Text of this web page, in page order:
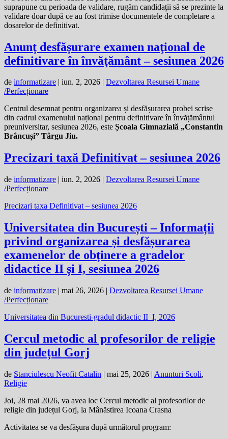
suprapune cu perioada de validare, rugăm candidații să se prezinte la
validare doar după ce au fost trimise documentele de completare a
dosarelor de definitivat.
Anunț desfășurare examen naţional de
definitivare în învăţământ – sesiunea 2026
de informatizare | iun. 2, 2026 | Dezvoltarea Resursei Umane
/Perfecționare
Centrul desemnat pentru organizarea și desfășurarea probei scrise
din cadrul examenului național pentru definitivare în învățământul
preuniversitar, sesiunea 2026, este Școala Gimnazială „Constantin
Brâncuși” Târgu Jiu.
Precizari taxă Definitivat – sesiunea 2026
de informatizare | iun. 2, 2026 | Dezvoltarea Resursei Umane
/Perfecționare
Precizari taxa Definitivat – sesiunea 2026
Universitatea din București – Informații
privind organizarea și desfășurarea
examenelor de obținere a gradelor
didactice II și I, sesiunea 2026
de informatizare | mai 26, 2026 | Dezvoltarea Resursei Umane
/Perfecționare
Universitatea din Bucuresti-gradul didactic II_I, 2026
Cercul metodic al profesorilor de religie
din județul Gorj
de Stanciulescu Neofit Catalin | mai 25, 2026 | Anunturi Scoli,
Religie
Joi, 28 mai 2026, va avea loc Cercul metodic al profesorilor de
religie din județul Gorj, la Mânăstirea Icoana Crasna
Activitatea se va desfășura după următorul program: